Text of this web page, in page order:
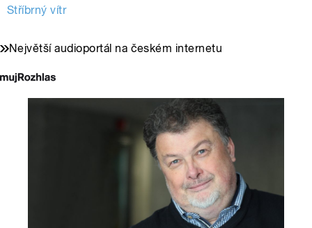
Stříbrný vítr
Největší audioportál na českém internetu